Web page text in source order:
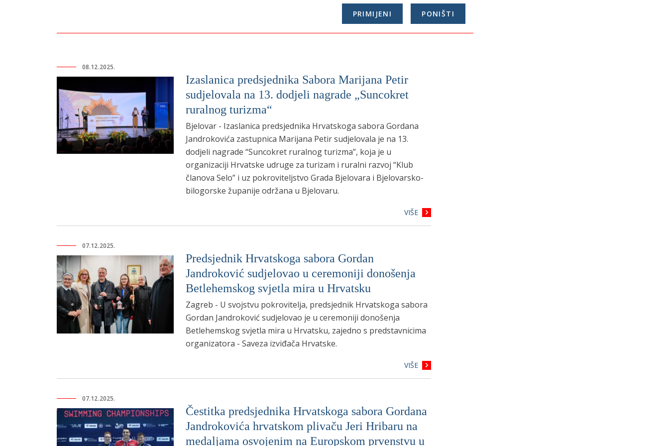
08.12.2025.
Izaslanica predsjednika Sabora Marijana Petir
sudjelovala na 13. dodjeli nagrade „Suncokret
ruralnog turizma“
Bjelovar - Izaslanica predsjednika Hrvatskoga sabora Gordana
Jandrokovića zastupnica Marijana Petir sudjelovala je na 13.
dodjeli nagrade “Suncokret ruralnog turizma”, koja je u
organizaciji Hrvatske udruge za turizam i ruralni razvoj “Klub
članova Selo” i uz pokroviteljstvo Grada Bjelovara i Bjelovarsko-
bilogorske županije održana u Bjelovaru.
VIŠE
07.12.2025.
Predsjednik Hrvatskoga sabora Gordan
Jandroković sudjelovao u ceremoniji donošenja
Betlehemskog svjetla mira u Hrvatsku
Zagreb - U svojstvu pokrovitelja, predsjednik Hrvatskoga sabora
Gordan Jandroković sudjelovao je u ceremoniji donošenja
Betlehemskog svjetla mira u Hrvatsku, zajedno s predstavnicima
organizatora - Saveza izviđača Hrvatske.
VIŠE
07.12.2025.
Čestitka predsjednika Hrvatskoga sabora Gordana
Jandrokovića hrvatskom plivaču Jeri Hribaru na
medaljama osvojenim na Europskom prvenstvu u